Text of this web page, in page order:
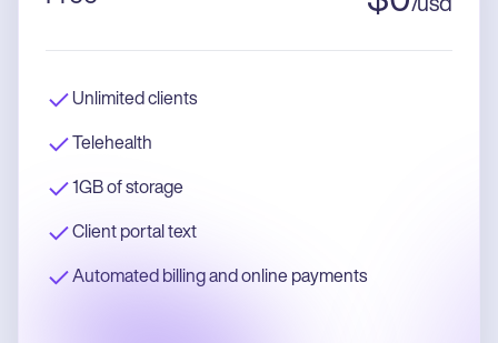
/usd
Unlimited clients
Telehealth
1GB of storage
Client portal text
Automated billing and online payments